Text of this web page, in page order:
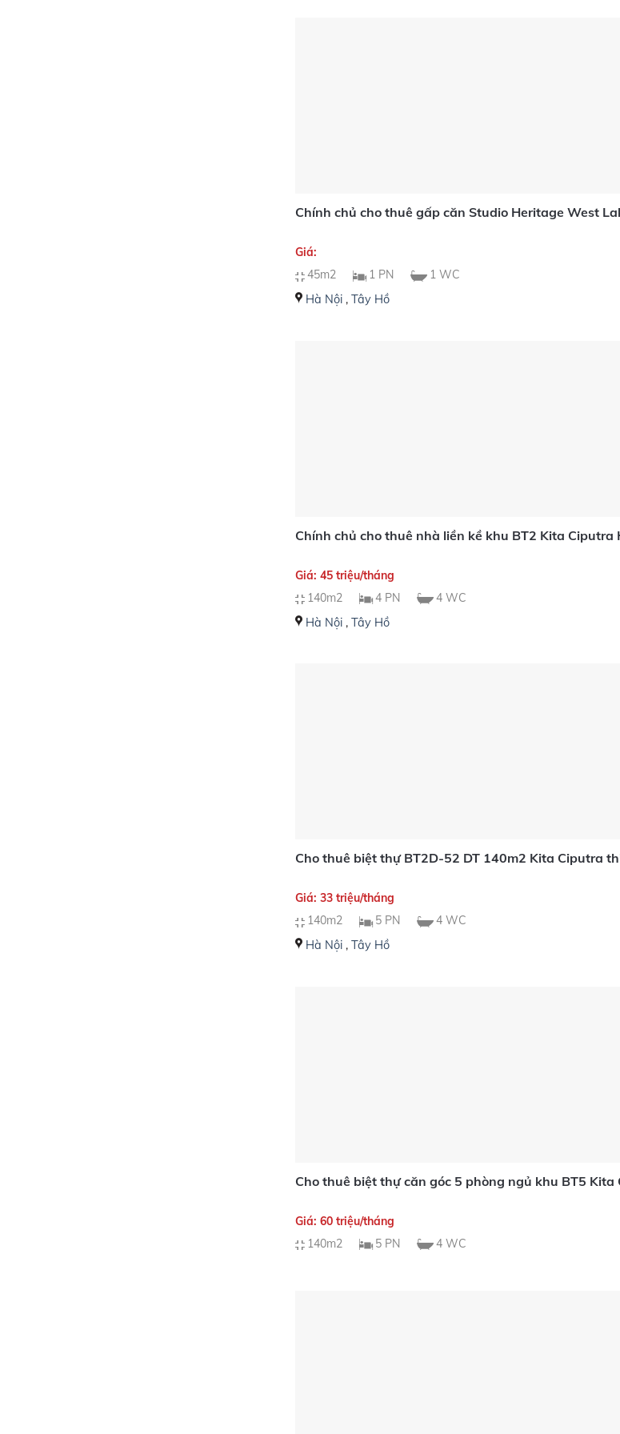
Chính chủ cho thuê gấp căn Studio Heritage West
Giá:
45m2
1 PN
1 WC
Hà Nội ,Tây Hồ
Chính chủ cho thuê nhà liền kề khu BT2 Kita
Giá: 45 triệu/tháng
140m2
4 PN
4 WC
Hà Nội ,Tây Hồ
Cho thuê biệt thự BT2D-52 DT 140m2 Kita Ciputra
Giá: 33 triệu/tháng
140m2
5 PN
4 WC
Hà Nội ,Tây Hồ
Cho thuê biệt thự căn góc 5 phòng ngủ khu BT5
Giá: 60 triệu/tháng
140m2
5 PN 4 WC